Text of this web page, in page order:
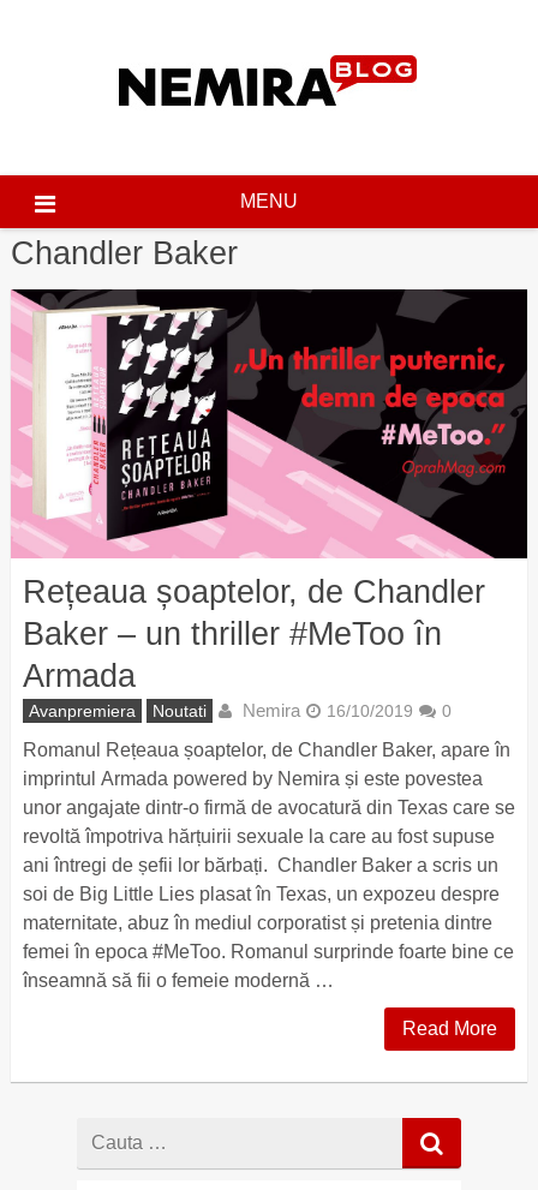
MENU
Chandler Baker
Rețeaua șoaptelor, de Chandler
Baker – un thriller #MeToo în
Armada
Avanpremiera Noutati Nemira 16/10/2019 0
Romanul Rețeaua șoaptelor, de Chandler Baker, apare în
imprintul Armada powered by Nemira și este povestea
unor angajate dintr-o firmă de avocatură din Texas care se
revoltă împotriva hărțuirii sexuale la care au fost supuse
ani întregi de șefii lor bărbați. Chandler Baker a scris un
soi de Big Little Lies plasat în Texas, un expozeu despre
maternitate, abuz în mediul corporatist și pretenia dintre
femei în epoca #MeToo. Romanul surprinde foarte bine ce
înseamnă să fii o femeie modernă …
Read More
Cauta